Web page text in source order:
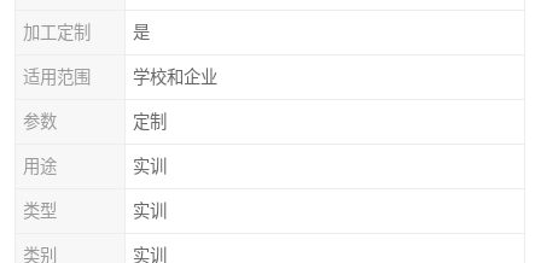
加工定制 是
适用范围 学校和企业
参数 定制
用途 实训
类型 实训
类别 实训